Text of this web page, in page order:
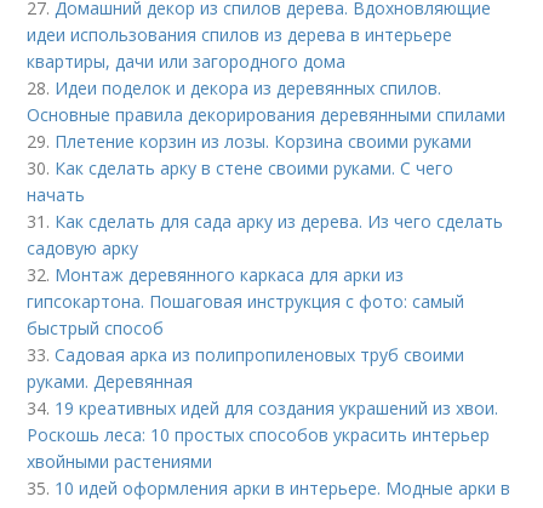
27.Домашний декор из спилов дерева. Вдохновляющие
идеи использования спилов из дерева в интерьере
квартиры, дачи или загородного дома
28. Идеи поделок и декора из деревянных спилов.
Основные правила декорирования деревянными спилами
29. Плетение корзин из лозы. Корзина своими руками
30. Как сделать арку в стене своими руками. С чего
начать
31. Как сделать для сада арку из дерева. Из чего сделать
садовую арку
32. Монтаж деревянного каркаса для арки из
гипсокартона. Пошаговая инструкция с фото: самый
быстрый способ
33.Садовая арка из полипропиленовых труб своими
руками. Деревянная
34. 19 креативных идей для создания украшений из хвои.
Роскошь леса: 10 простых способов украсить интерьер
хвойными растениями
35. 10 идей оформления арки в интерьере. Модные арки в